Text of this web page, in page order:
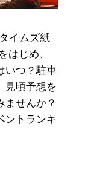
イムズ紙
はじめ、
いつ？駐車
見頃予想を
ませんか？
ントランキ